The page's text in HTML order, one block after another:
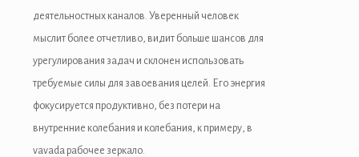
panel
panel
panel
деятельностных каналов. Уверенный человек
мыслит более отчетливо, видит больше шансов для
урегулирования задач и склонен использовать
требуемые силы для завоевания целей. Его энергия
фокусируется продуктивно, без потери на
внутренние колебания и колебания, к примеру, в
vavada рабочее зеркало.